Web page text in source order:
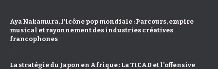
Aya Nakamura, l’icône pop mondiale : Parcours, empire
musical et rayonnement des industries créatives
francophones
La stratégie du Japon en Afrique : La TICAD et l’offensive